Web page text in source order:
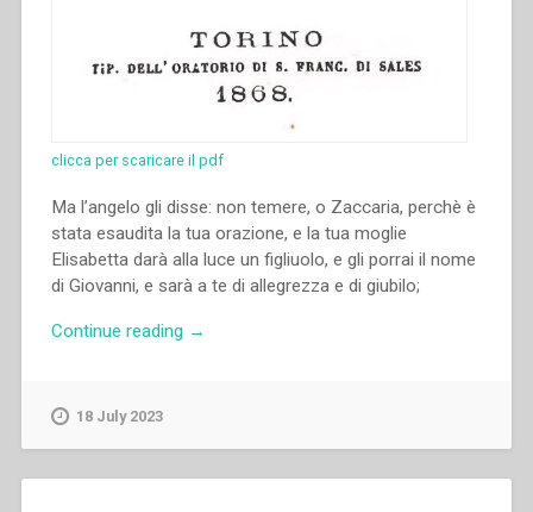
clicca per scaricare il pdf
Ma l’angelo gli disse: non temere, o Zaccaria, perchè è
stata esaudita la tua orazione, e la tua moglie
Elisabetta darà alla luce un figliuolo, e gli porrai il nome
di Giovanni, e sarà a te di allegrezza e di giubilo;
Continue reading “Giovanni
→
18 July 2023